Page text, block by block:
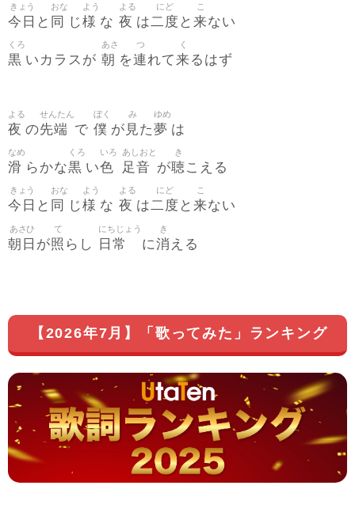
今日
きょう
と 同
おな
じ様
よう
な 夜
よる
は二度
にど
と 来
こ
ない
黒
くろ
いカラスが 朝
あさ
を連
つ
れて来
く
るはず
夜
よる
の先端
せんたん
で 僕
ぼく
が 見
み
た夢
ゆめ
は
滑
なめ
らかな黒
くろ
い色
いろ
足音
あしおと
が聴
き
こえる
今日
きょう
と 同
おな
じ様
よう
な 夜
よる
は二度
にど
と 来
こ
ない
朝日
あさひ
が照
て
らし 日常
にちじょう
に消
き
える
【2026年7月】「歌ってみた」ランキング